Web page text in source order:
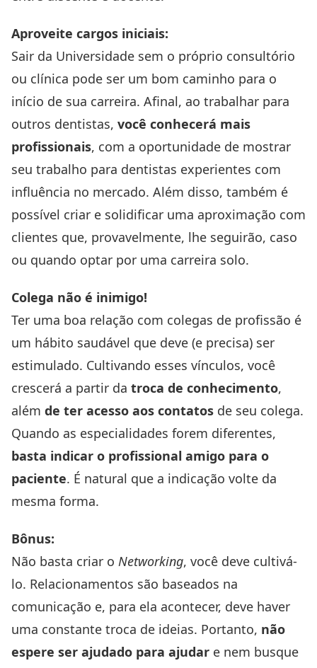
Aproveite cargos iniciais:
Sair da Universidade sem o próprio consultório
ou clínica pode ser um bom caminho para o
início de sua carreira. Afinal, ao trabalhar para
outros dentistas, você conhecerá mais
profissionais, com a oportunidade de mostrar
seu trabalho para dentistas experientes com
influência no mercado. Além disso, também é
possível criar e solidificar uma aproximação com
clientes que, provavelmente, lhe seguirão, caso
ou quando optar por uma carreira solo.
Colega não é inimigo!
Ter uma boa relação com colegas de profissão é
um hábito saudável que deve (e precisa) ser
estimulado. Cultivando esses vínculos, você
crescerá a partir da troca de conhecimento,
além de ter acesso aos contatos de seu colega.
Quando as especialidades forem diferentes,
basta indicar o profissional amigo para o
paciente. É natural que a indicação volte da
mesma forma.
Bônus:
Não basta criar o Networking, você deve cultivá-
lo. Relacionamentos são baseados na
comunicação e, para ela acontecer, deve haver
uma constante troca de ideias. Portanto, não
espere ser ajudado para ajudar e nem busque